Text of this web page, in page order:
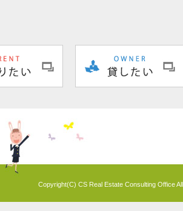
Copyright(C) CS Real Estate Consulting Office